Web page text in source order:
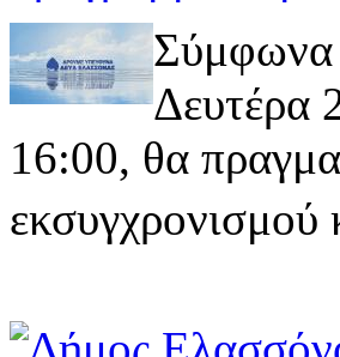
Σύμφωνα
Δευτέρα
16:00, θα